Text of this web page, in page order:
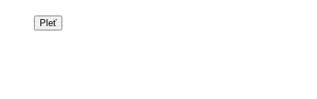
Pleť